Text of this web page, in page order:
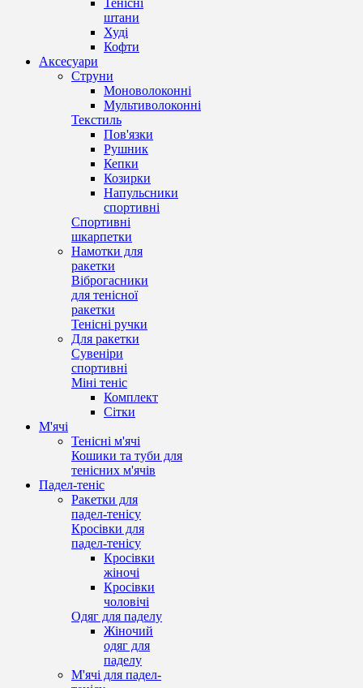
Тенісні
штани
Худі
Кофти
Аксесуари
Струни
Моноволоконні
Мультиволоконні
Текстиль
Пов'язки
Рушник
Кепки
Козирки
Напульсники
спортивні
Спортивні
шкарпетки
Намотки для
ракетки
Віброгасники
для тенісної
ракетки
Тенісні ручки
Для ракетки
Сувеніри
спортивні
Міні теніс
Комплект
Сітки
М'ячі
Тенісні м'ячі
Кошики та туби для
тенісних м'ячів
Падел-теніс
Ракетки для
падел-тенісу
Кросівки для
падел-тенісу
Кросівки
жіночі
Кросівки
чоловічі
Одяг для паделу
Жіночий
одяг для
паделу
М'ячі для падел-